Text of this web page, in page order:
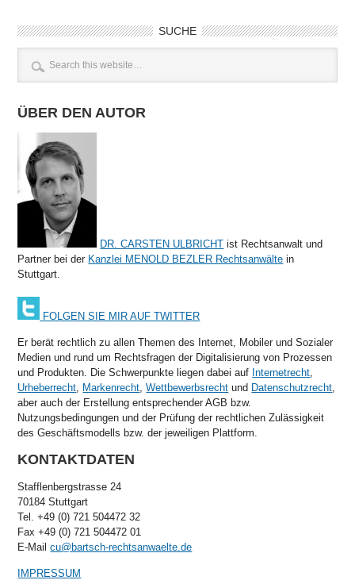
SUCHE
ÜBER DEN AUTOR
DR. CARSTEN ULBRICHT ist Rechtsanwalt und
Partner bei der Kanzlei MENOLD BEZLER Rechtsanwälte in
Stuttgart.
FOLGEN SIE MIR AUF TWITTER
Er berät rechtlich zu allen Themen des Internet, Mobiler und Sozialer
Medien und rund um Rechtsfragen der Digitalisierung von Prozessen
und Produkten. Die Schwerpunkte liegen dabei auf Internetrecht
Urheberrecht Markenrecht ,Wettbewerbsrecht und Datenschutzrecht
aber auch der Erstellung entsprechender AGB bzw.
Nutzungsbedingungen und der Prüfung der rechtlichen Zulässigkeit
des Geschäftsmodells bzw. der jeweiligen Plattform.
KONTAKTDATEN
Stafflenbergstrasse 24
70184 Stuttgart
Tel. +49 (0) 721 504472 32
Fax +49 (0) 721 504472 01
E-Mailcu@bartsch-rechtsanwaelte.de
IMPRESSUM